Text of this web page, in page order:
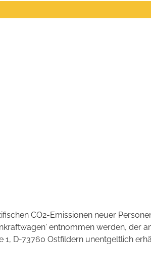
CO2-Emissionen neuer
entnommen werden, der
D-73760 Ostfildern unentgeltlich